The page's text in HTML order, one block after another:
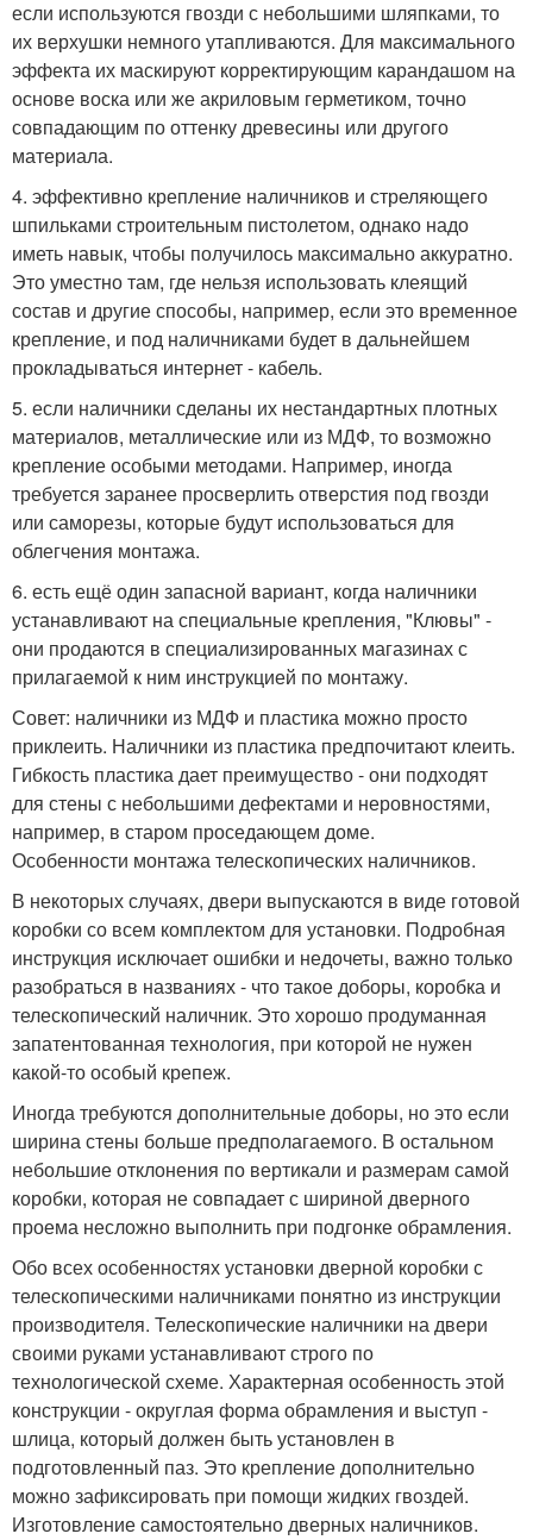
если используются гвозди с небольшими шляпками, то
их верхушки немного утапливаются. Для максимального
эффекта их маскируют корректирующим карандашом на
основе воска или же акриловым герметиком, точно
совпадающим по оттенку древесины или другого
материала.
4. эффективно крепление наличников и стреляющего
шпильками строительным пистолетом, однако надо
иметь навык, чтобы получилось максимально аккуратно.
Это уместно там, где нельзя использовать клеящий
состав и другие способы, например, если это временное
крепление, и под наличниками будет в дальнейшем
прокладываться интернет - кабель.
5. если наличники сделаны их нестандартных плотных
материалов, металлические или из МДФ, то возможно
крепление особыми методами. Например, иногда
требуется заранее просверлить отверстия под гвозди
или саморезы, которые будут использоваться для
облегчения монтажа.
6. есть ещё один запасной вариант, когда наличники
устанавливают на специальные крепления, "Клювы" -
они продаются в специализированных магазинах с
прилагаемой к ним инструкцией по монтажу.
Совет: наличники из МДФ и пластика можно просто
приклеить. Наличники из пластика предпочитают клеить.
Гибкость пластика дает преимущество - они подходят
для стены с небольшими дефектами и неровностями,
например, в старом проседающем доме.
Особенности монтажа телескопических наличников.
В некоторых случаях, двери выпускаются в виде готовой
коробки со всем комплектом для установки. Подробная
инструкция исключает ошибки и недочеты, важно только
разобраться в названиях - что такое доборы, коробка и
телескопический наличник. Это хорошо продуманная
запатентованная технология, при которой не нужен
какой-то особый крепеж.
Иногда требуются дополнительные доборы, но это если
ширина стены больше предполагаемого. В остальном
небольшие отклонения по вертикали и размерам самой
коробки, которая не совпадает с шириной дверного
проема несложно выполнить при подгонке обрамления.
Обо всех особенностях установки дверной коробки с
телескопическими наличниками понятно из инструкции
производителя. Телескопические наличники на двери
своими руками устанавливают строго по
технологической схеме. Характерная особенность этой
конструкции - округлая форма обрамления и выступ -
шлица, который должен быть установлен в
подготовленный паз. Это крепление дополнительно
можно зафиксировать при помощи жидких гвоздей.
Изготовление самостоятельно дверных наличников.